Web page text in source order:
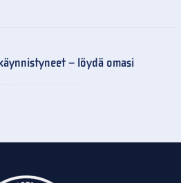
– löydä omasi